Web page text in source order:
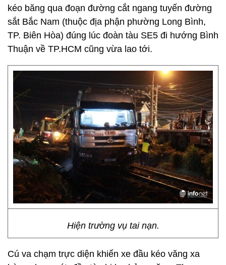
kéo băng qua đoạn đường cắt ngang tuyến đường
sắt Bắc Nam (thuộc địa phận phường Long Bình,
TP. Biên Hòa) đúng lúc đoàn tàu SE5 đi hướng Bình
Thuận về TP.HCM cũng vừa lao tới.
Hiện trường vụ tai nạn.
Cú va chạm trực diện khiến xe đầu kéo văng xa